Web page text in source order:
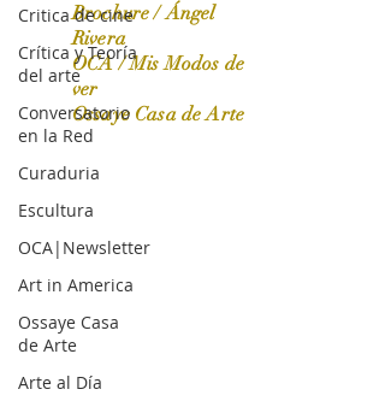
Critica de cine
Crítica y Teoría
del arte
Conversatorio
en la Red
Curaduria
Escultura
OCA|Newsletter
Art in America
Ossaye Casa
de Arte
Arte al Día
OCA|News 31 / Marzo-Abril / 2024
Brochure / Ángel
Rivera
OCA / Mis Modos de
ver
Ossaye Casa de Arte